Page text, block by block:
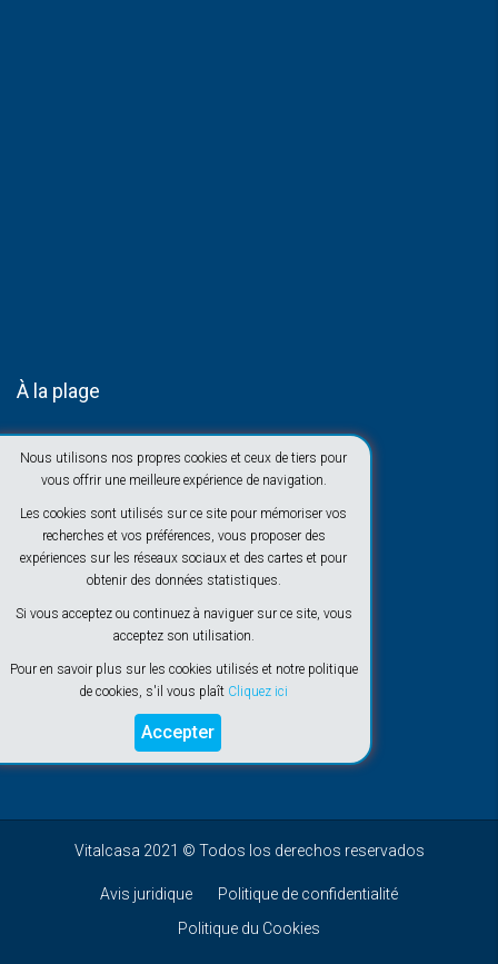
Nous utilisons nos propres cookies et ceux de tiers pour
vous offrir une meilleure expérience de navigation.
Les cookies sont utilisés sur ce site pour mémoriser vos
recherches et vos préférences, vous proposer des
expériences sur les réseaux sociaux et des cartes et pour
obtenir des données statistiques.
Si vous acceptez ou continuez à naviguer sur ce site, vous
acceptez son utilisation.
Pour en savoir plus sur les cookies utilisés et notre politique
de cookies, s'il vous plaît Cliquez ici
Accepter
À la plage
Vitalcasa 2021 © Todos los derechos reservados
Avis juridique
Politique de confidentialité
Politique du Cookies